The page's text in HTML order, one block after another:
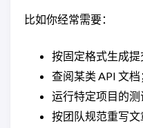
比如你经常需要：
按固定格式生成提
查阅某类 API 文档
运行特定项目的测
按团队规范重写文